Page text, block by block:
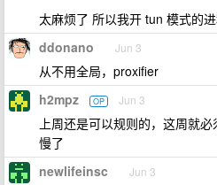
太麻烦了 所以我开 tun 模式的
ddonano Jun 3
从不用全局，proxifier
h2mpz OP Jun 3
上周还是可以规则的，这周就
慢了
newlifeinsc Jun 3